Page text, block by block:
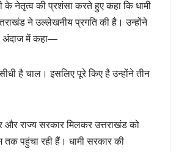
के नेतृत्व की प्रशंसा करते हुए कहा कि धामी
ने उल्लेखनीय प्रगति की है। उन्होंने
अंदाज में कहा—
है चाल। इसलिए पूरे किए है उन्होंने तीन
और राज्य सरकार मिलकर उत्तराखंड को
पहुंचा रही हैं। धामी सरकार की